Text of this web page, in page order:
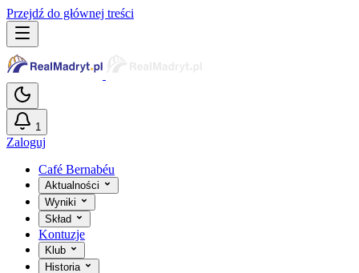
Przejdź do głównej treści
1
Zaloguj
Café Bernabéu
Aktualności
Wyniki
Skład
Kontuzje
Klub
Historia